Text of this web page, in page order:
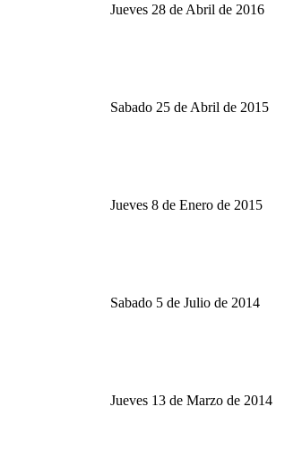
Jueves 28 de Abril de 2016
Sabado 25 de Abril de 2015
Jueves 8 de Enero de 2015
Sabado 5 de Julio de 2014
Jueves 13 de Marzo de 2014